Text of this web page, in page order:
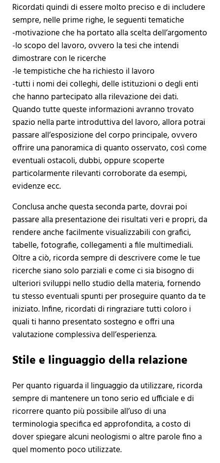
Ricordati quindi di essere molto preciso e di includere
sempre, nelle prime righe, le seguenti tematiche
-motivazione che ha portato alla scelta dell’argomento
-lo scopo del lavoro, ovvero la tesi che intendi
dimostrare con le ricerche
-le tempistiche che ha richiesto il lavoro
-tutti i nomi dei colleghi, delle istituzioni o degli enti
che hanno partecipato alla rilevazione dei dati.
Quando tutte queste informazioni avranno trovato
spazio nella parte introduttiva del lavoro, allora potrai
passare all’esposizione del corpo principale, ovvero
offrire una panoramica di quanto osservato, così come
eventuali ostacoli, dubbi, oppure scoperte
particolarmente rilevanti corroborate da esempi,
evidenze ecc.
Conclusa anche questa seconda parte, dovrai poi
passare alla presentazione dei risultati veri e propri, da
rendere anche facilmente visualizzabili con grafici,
tabelle, fotografie, collegamenti a file multimediali.
Oltre a ciò, ricorda sempre di descrivere come le tue
ricerche siano solo parziali e come ci sia bisogno di
ulteriori sviluppi nello studio della materia, fornendo
tu stesso eventuali spunti per proseguire quanto da te
iniziato. Infine, ricordati di ringraziare tutti coloro i
quali ti hanno presentato sostegno e offri una
valutazione complessiva dell’esperienza.
Stile e linguaggio della relazione
Per quanto riguarda il linguaggio da utilizzare, ricorda
sempre di mantenere un tono serio ed ufficiale e di
ricorrere quanto più possibile all’uso di una
terminologia specifica ed approfondita, a costo di
dover spiegare alcuni neologismi o altre parole fino a
quel momento poco utilizzate.